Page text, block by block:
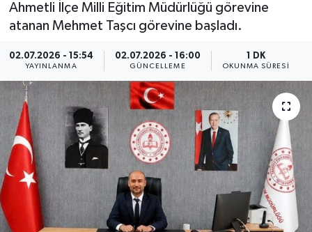
Ahmetli İlçe Milli Eğitim Müdürlüğü görevine
atanan Mehmet Taşcı görevine başladı.
02.07.2026 - 15:54
YAYINLANMA
02.07.2026 - 16:00
GÜNCELLEME
1 DK
OKUNMA SÜRESI
Canlı Maç
ÇEVRE
Dış Haberler
Dünya
EĞİTİM
EKONOMİ